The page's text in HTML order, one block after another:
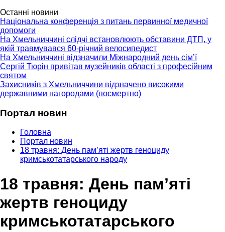
Останні новини
Національна конференція з питань первинної медичної
допомоги
На Хмельниччині слідчі встановлюють обставини ДТП, у
якій травмувався 60-річний велосипедист
На Хмельниччині відзначили Міжнародний день сім’ї
Сергій Тюрін привітав музейників області з професійним
святом
Захисників з Хмельниччини відзначено високими
державними нагородами (посмертно)
Портал новин
Головна
Портал новин
18 травня: День памʼяті жертв геноциду
кримськотатарського народу
18 травня: День памʼяті
жертв геноциду
кримськотатарського